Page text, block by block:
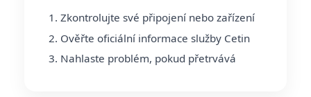
Zkontrolujte své připojení nebo zařízení
Ověřte oficiální informace služby Cetin
Nahlaste problém, pokud přetrvává